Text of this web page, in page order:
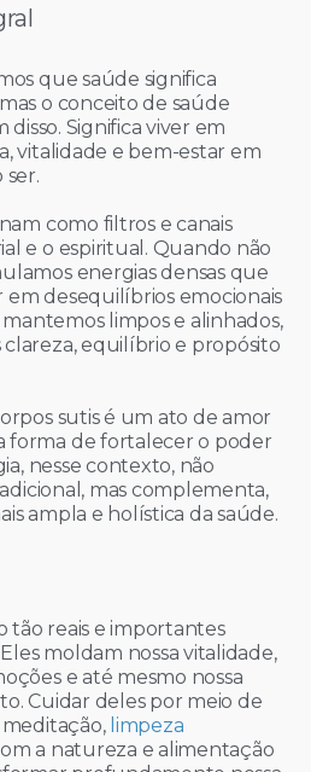
que saúde significa
o conceito de saúde
Significa viver em
vitalidade e bem-estar em
ser.
como filtros e canais
e o espiritual. Quando não
energias densas que
desequilíbrios emocionais
limpos e alinhados,
equilíbrio e propósito
sutis é um ato de amor
forma de fortalecer o poder
nesse contexto, não
mas complementa,
ampla e holística da saúde.
tão reais e importantes
moldam nossa vitalidade,
e até mesmo nossa
Cuidar deles por meio de
limpeza
a natureza e alimentação